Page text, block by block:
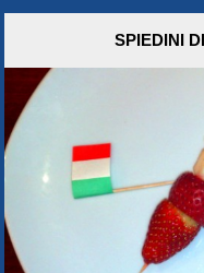
SPIEDINI